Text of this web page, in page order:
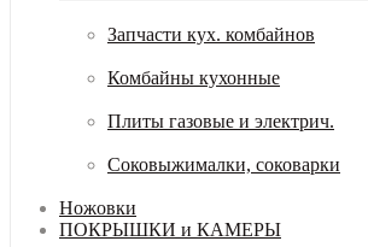
Запчасти кух. комбайнов
Комбайны кухонные
Плиты газовые и электрич.
Соковыжималки, соковарки
Ножовки
ПОКРЫШКИ и КАМЕРЫ